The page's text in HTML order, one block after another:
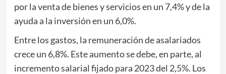
por la venta de bienes y servicios en un 7,4% y de la
ayuda a la inversión en un 6,0%.
Entre los gastos, la remuneración de asalariados
crece un 6,8%. Este aumento se debe, en parte, al
incremento salarial fijado para 2023 del 2,5%. Los